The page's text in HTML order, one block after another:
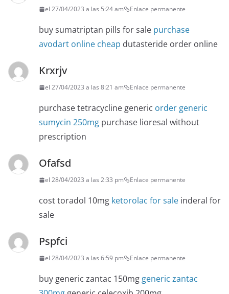
el 27/04/2023 a las 5:24 am Enlace permanente
buy sumatriptan pills for sale purchase
avodart online cheap dutasteride order online
Krxrjv
el 27/04/2023 a las 8:21 am Enlace permanente
purchase tetracycline generic order generic
sumycin 250mg purchase lioresal without
prescription
Ofafsd
el 28/04/2023 a las 2:33 pm Enlace permanente
cost toradol 10mg ketorolac for sale inderal for
sale
Pspfci
el 28/04/2023 a las 6:59 pm Enlace permanente
buy generic zantac 150mggeneric zantac